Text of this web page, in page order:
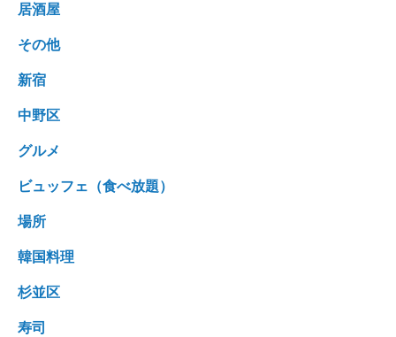
居酒屋
その他
新宿
中野区
グルメ
ビュッフェ（食べ放題）
場所
韓国料理
杉並区
寿司